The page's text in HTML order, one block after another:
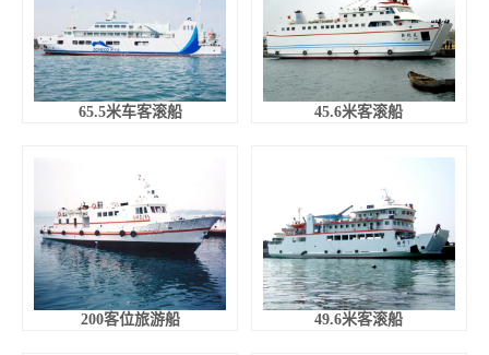
65.5米车客滚船 45.6米客滚船
200客位旅游船 49.6米客滚船